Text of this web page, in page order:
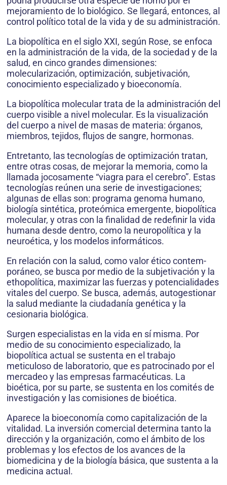
mejoramiento de lo biológico. Se llegará, entonces, al
control político total de la vida y de su administración.
La biopolítica en el siglo XXI, según Rose, se enfoca
en la administración de la vida, de la sociedad y de la
salud, en cinco grandes dimensiones:
molecularización, optimización, subjetivación,
conocimiento especializado y bioeconomía.
La biopolítica molecular trata de la administración del
cuerpo visible a nivel molecular. Es la visualización
del cuerpo a nivel de masas de materia: órganos,
miembros, tejidos, flujos de sangre, hormonas.
Entretanto, las tecnologías de optimización tratan,
entre otras cosas, de mejorar la memoria, como la
llamada jocosamente “viagra para el cerebro”. Estas
tecnologías reúnen una serie de investigaciones;
algunas de ellas son: programa genoma humano,
biología sintética, proteómica emergente, biopolítica
molecular, y otras con la finalidad de redefinir la vida
humana desde dentro, como la neu­ropolítica y la
neuroética, y los modelos informáticos.
En relación con la salud, como valor ético contem­
poráneo, se busca por medio de la subjetivación y la
ethopolítica, maximizar las fuerzas y potencialidades
vitales del cuerpo. Se busca, además, autogestionar
la salud mediante la ciudadanía genética y la
cesionaria biológica.
Surgen especialistas en la vida en sí misma. Por
medio de su conocimiento especializado, la
biopolítica actual se sustenta en el trabajo
meticuloso de laboratorio, que es patrocinado por el
mercadeo y las empresas farma­céuticas. La
bioética, por su parte, se sustenta en los comités de
investigación y las comisiones de bioética.
Aparece la bioeconomía como capitalización de la
vitalidad. La inversión comercial determina tanto la
dirección y la organización, como el ámbito de los
pro­blemas y los efectos de los avances de la
biomedicina y de la biología básica, que sustenta a la
medicina actual.